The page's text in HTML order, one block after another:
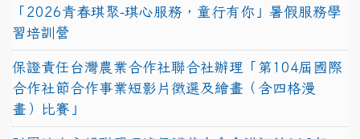
「2026青春琪聚-琪心服務，童行有你」暑假服務學
習培訓營
保證責任台灣農業合作社聯合社辦理「第104屆國際
合作社節合作事業短影片徵選及繪畫（含四格漫
畫）比賽」